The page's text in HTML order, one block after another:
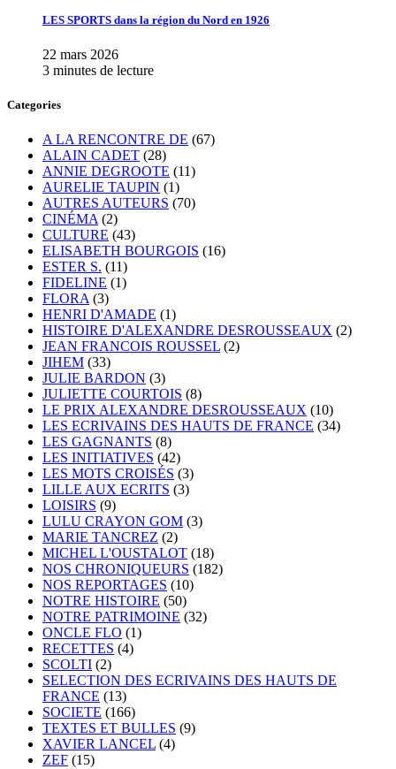
LES SPORTS dans la région du Nord en 1926
22 mars 2026
3 minutes de lecture
Categories
A LA RENCONTRE DE (67)
ALAIN CADET (28)
ANNIE DEGROOTE (11)
AURELIE TAUPIN (1)
AUTRES AUTEURS (70)
CINÉMA (2)
CULTURE (43)
ELISABETH BOURGOIS (16)
ESTER S. (11)
FIDELINE (1)
FLORA (3)
HENRI D'AMADE (1)
HISTOIRE D'ALEXANDRE DESROUSSEAUX (2)
JEAN FRANCOIS ROUSSEL (2)
JIHEM (33)
JULIE BARDON (3)
JULIETTE COURTOIS (8)
LE PRIX ALEXANDRE DESROUSSEAUX (10)
LES ECRIVAINS DES HAUTS DE FRANCE (34)
LES GAGNANTS (8)
LES INITIATIVES (42)
LES MOTS CROISÉS (3)
LILLE AUX ECRITS (3)
LOISIRS (9)
LULU CRAYON GOM (3)
MARIE TANCREZ (2)
MICHEL L'OUSTALOT (18)
NOS CHRONIQUEURS (182)
NOS REPORTAGES (10)
NOTRE HISTOIRE (50)
NOTRE PATRIMOINE (32)
ONCLE FLO (1)
RECETTES (4)
SCOLTI (2)
SELECTION DES ECRIVAINS DES HAUTS DE
FRANCE (13)
SOCIETE (166)
TEXTES ET BULLES (9)
XAVIER LANCEL (4)
ZEF (15)